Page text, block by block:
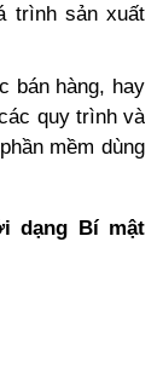
trình sản xuất
bán hàng, hay
quy trình và
mềm dùng
dạng Bí mật